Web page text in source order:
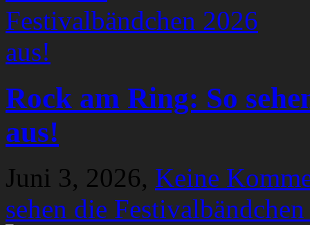
Rock am Ring: So
aus!
Juni 3, 2026, Keine
sehen die